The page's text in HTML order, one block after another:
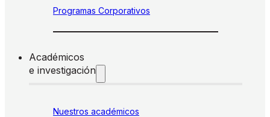
Programas Corporativos
Académicos
e investigación
Nuestros académicos